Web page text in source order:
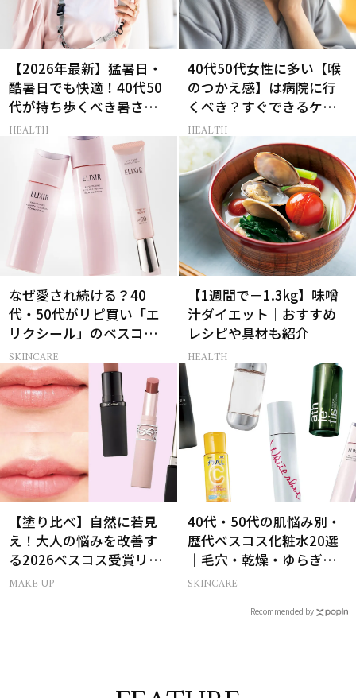
【2026年最新】猛暑日・
酷暑日でも快適！40代50
代が持ち歩くべき暑さ対
策グッズ
HEALTH
40代50代女性に多い【喉
のつかえ感】は病院に行
くべき？すぐできるケア5
選も！
HEALTH
なぜ愛され続ける？40
代・50代がリピ買い「エ
リクシール」のベスコス
受賞名品3選
SKINCARE
【1週間で－1.3kg】味噌
汁ダイエット｜おすすめ
レシピや具材も紹介
HEALTH
【塗り比べ】自然に若見
え！大人の悩みを改善す
る2026ベスコス受賞リッ
プTOP3
MAKE UP
40代・50代の肌悩み別・
歴代ベスコス化粧水20選
｜毛穴・乾燥・ゆらぎな
ど
SKINCARE
Recommended by